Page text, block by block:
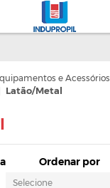
e Acessórios
Latão/Metal
Ordenar por